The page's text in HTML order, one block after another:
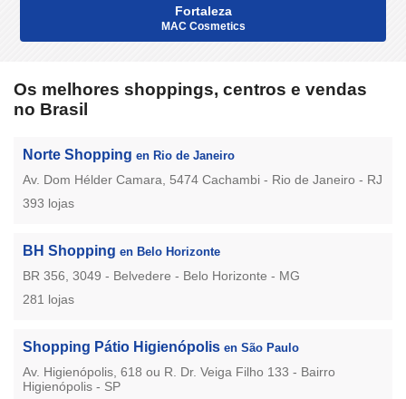
Fortaleza
MAC Cosmetics
Os melhores shoppings, centros e vendas
no Brasil
Norte Shopping en Rio de Janeiro
Av. Dom Hélder Camara, 5474 Cachambi - Rio de Janeiro - RJ
393 lojas
BH Shopping en Belo Horizonte
BR 356, 3049 - Belvedere - Belo Horizonte - MG
281 lojas
Shopping Pátio Higienópolis en São Paulo
Av. Higienópolis, 618 ou R. Dr. Veiga Filho 133 - Bairro
Higienópolis - SP